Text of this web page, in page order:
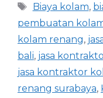
Biaya kolam,
pembuatan
kolam renang,
bali, jasa
jasa kontraktor
renang surabaya,